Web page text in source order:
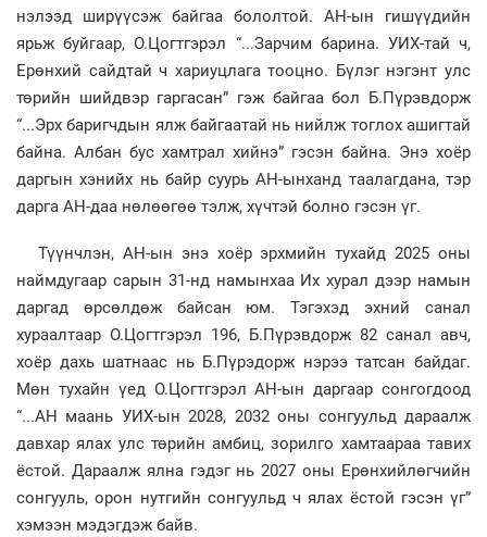
нэлээд ширүүсэж байгаа бололтой. АН-ын гишүүдийн
ярьж буйгаар, О.Цогтгэрэл “...Зарчим барина. УИХ-тай ч,
Ерөнхий сайдтай ч хариуцлага тооцно. Бүлэг нэгэнт улс
төрийн шийдвэр гаргасан” гэж байгаа бол Б.Пүрэвдорж
“...Эрх баригчдын ялж байгаатай нь нийлж тоглох ашигтай
байна. Албан бус хамтрал хийнэ” гэсэн байна. Энэ хоёр
даргын хэнийх нь байр суурь АН-ынханд таалагдана, тэр
дарга АН-даа нөлөөгөө тэлж, хүчтэй болно гэсэн үг.
Түүнчлэн, АН-ын энэ хоёр эрхмийн тухайд 2025 оны
наймдугаар сарын 31-нд намынхаа Их хурал дээр намын
даргад өрсөлдөж байсан юм. Тэгэхэд эхний санал
хураалтаар О.Цогтгэрэл 196, Б.Пүрэвдорж 82 санал авч,
хоёр дахь шатнаас нь Б.Пүрэдорж нэрээ татсан байдаг.
Мөн тухайн үед О.Цогтгэрэл АН-ын даргаар сонгогдоод
“...АН маань УИХ-ын 2028, 2032 оны сонгуульд дараалж
давхар ялах улс төрийн амбиц, зорилго хамтаараа тавих
ёстой. Дараалж ялна гэдэг нь 2027 оны Ерөнхийлөгчийн
сонгууль, орон нутгийн сонгуульд ч ялах ёстой гэсэн үг”
хэмээн мэдэгдэж байв.